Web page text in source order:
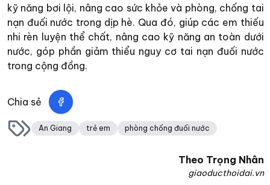
kỹ năng bơi lội, nâng cao sức khỏe và phòng, chống tai
nạn đuối nước trong dịp hè. Qua đó, giúp các em thiếu
nhi rèn luyện thể chất, nâng cao kỹ năng an toàn dưới
nước, góp phần giảm thiểu nguy cơ tai nạn đuối nước
trong cộng đồng.
Chia sẻ
An Giang trẻ em phòng chống đuối nước
Theo Trọng Nhân
giaoducthoidai.vn